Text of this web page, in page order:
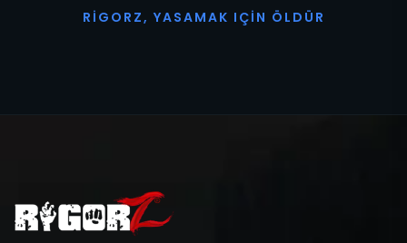
R I G O R Z, YASAMAK I ÇI N Ö L D Ü R